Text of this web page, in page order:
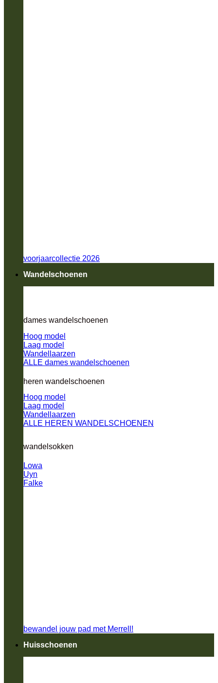
voorjaarcollectie 2026
Wandelschoenen
dames wandelschoenen
Hoog model
Laag model
Wandellaarzen
ALLE dames wandelschoenen
heren wandelschoenen
Hoog model
Laag model
Wandellaarzen
ALLE HEREN WANDELSCHOENEN
wandelsokken
Lowa
Uyn
Falke
bewandel jouw pad met Merrell!
Huisschoenen